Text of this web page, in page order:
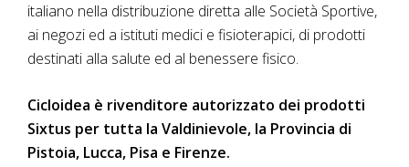
italiano nella distribuzione diretta alle Società Sportive,
ai negozi ed a istituti medici e fisioterapici, di prodotti
destinati alla salute ed al benessere fisico.
Cicloidea è rivenditore autorizzato dei prodotti
Sixtus per tutta la Valdinievole, la Provincia di
Pistoia, Lucca, Pisa e Firenze.